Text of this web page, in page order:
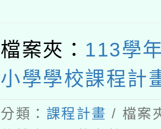
檔案夾： 113學
小學學校課程計
分類： 課程計畫 / 檔案